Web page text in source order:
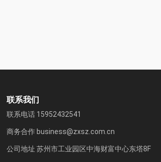
联系我们
联系电话 15952432541
商务合作 business@zxsz.com.cn
公司地址 苏州市工业园区中海财富中心东塔8F